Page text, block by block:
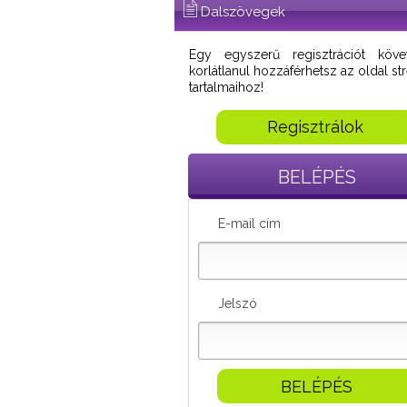
Dalszövegek
Egy egyszerű regisztrációt
korlátlanul hozzáférhetsz az oldal
tartalmaihoz!
Regisztrálok
BELÉPÉS
E-mail cím
Jelszó